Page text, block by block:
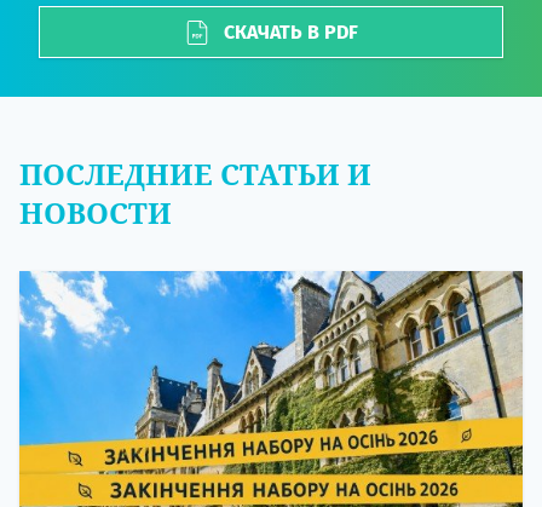
СКАЧАТЬ В PDF
ПОСЛЕДНИЕ СТАТЬИ И
НОВОСТИ